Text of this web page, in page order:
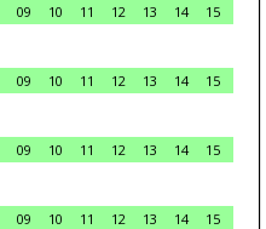
09 10 11 12 13 14
15
09 10 11 12 13 14
15
09 10 11 12 13 14
15
09 10 11 12 13 14
15